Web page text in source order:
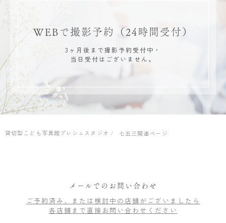
WEBで撮影予約 （24時間受付）
3ヶ月後まで撮影予約受付中・
当日受付はございません。
貸切型こども写真館プレシュスタジオ 七五三関連ページ
メールでのお問い合わせ
ご予約済み、または検討中の店舗がございましたら
各店舗まで直接お問い合わせください